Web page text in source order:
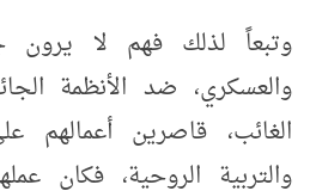
وتبعاً لذلك فهم لا يرون
والعسكري، ضد الأنظمة
الغائب، قاصرين أعمالهم
والتربية الروحية، فكان